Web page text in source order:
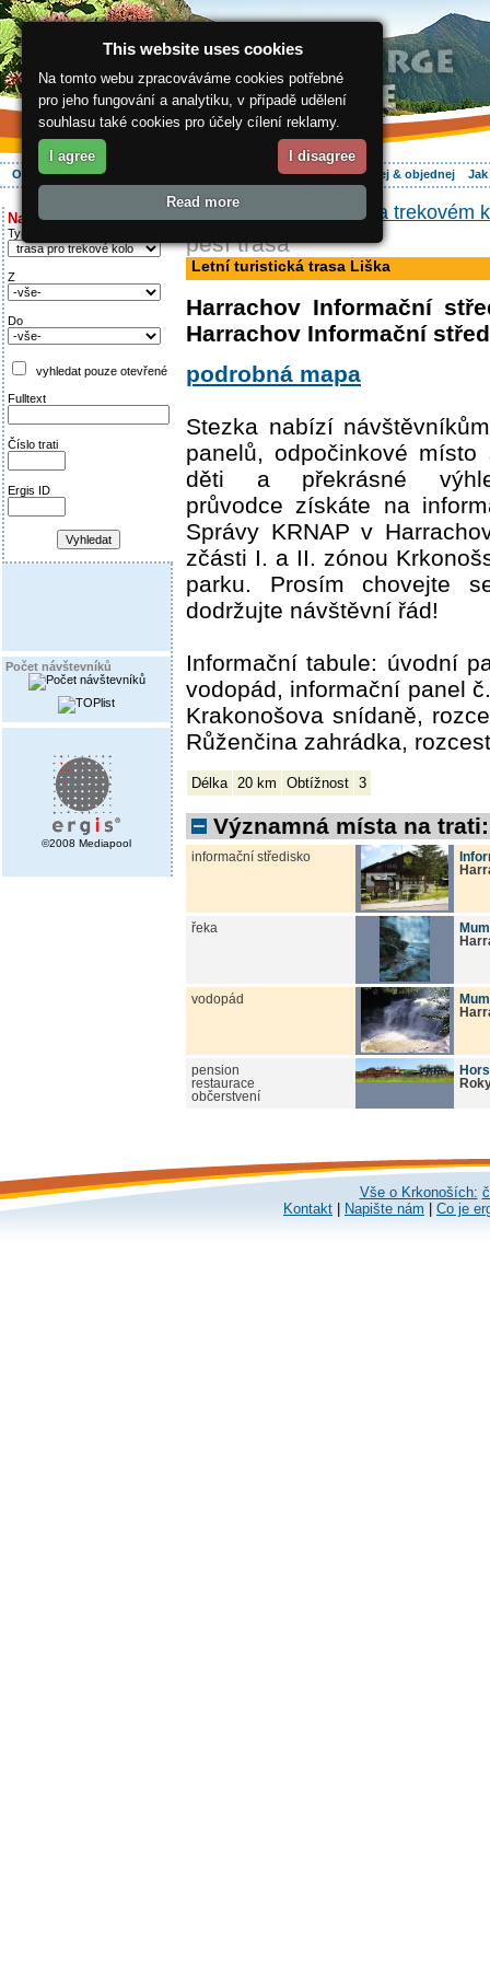
O regionu Aktivně Ubytování Hledej & objednej
Najděte si:
Typ trati
Z
Do
vyhledat pouze otevřené
Fulltext
Číslo trati
Ergis ID
Počet návštevníků
©2008 Mediapool
ergis.cz Na trekovém
pěší trasa
Letní turistická trasa Liška
Harrachov Informační
Harrachov Informační
podrobná mapa
Stezka nabízí
panelů, odpočinkové
děti a překrásné
průvodce získáte na
Správy KRNAP v
zčásti I. a II. zónou
parku. Prosím chovejte
dodržujte návštěvní řád!
Informační tabule: úvodní
vodopád, informační panel
Krakonošova snídaně,
Růženčina zahrádka,
Délka 20 km Obtížnost 3
Významná místa na trati:
informační středisko
řeka
vodopád
pension
restaurace
občerstvení
Vše o Krkonoších:
Kontakt
Napište nám Co je
This website uses cookies
Na tomto webu zpracováváme cookies potřebné
pro jeho fungování a analytiku, v případě udělení
souhlasu také cookies pro účely cílení reklamy.
I agree I disagree
Read more